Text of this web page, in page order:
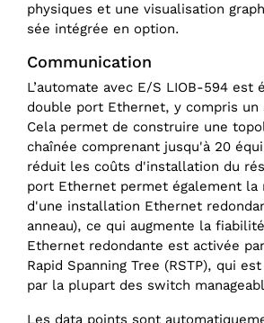
physiques et une visualisation
sée intégrée en option.
Communication
L’automate avec E/S LIOB-594 est
double port Ethernet, y compris
Cela permet de construire une
chaînée comprenant jusqu'à 20
réduit les coûts d'installation du
port Ethernet permet également la
d'une installation Ethernet
anneau), ce qui augmente la
Ethernet redondante est activée
Rapid Spanning Tree (RSTP), qui
par la plupart des switch